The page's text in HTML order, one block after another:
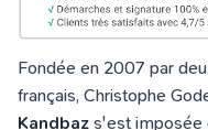
Fondée en 2007 par
français, Christophe
Kandbaz s'est imposée